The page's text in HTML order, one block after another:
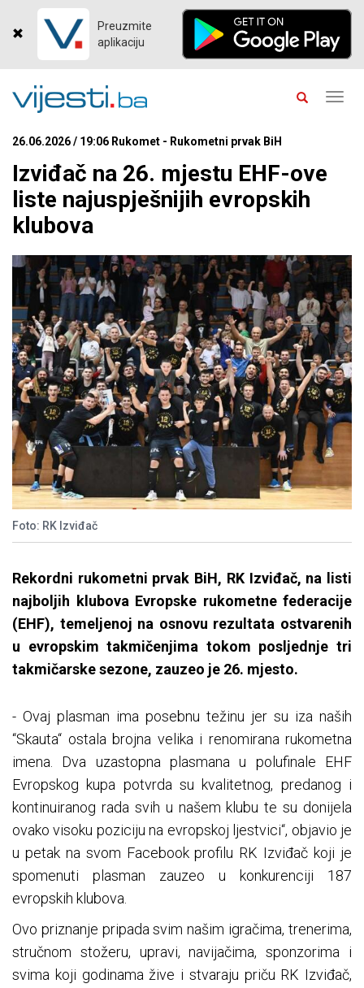
Preuzmite
aplikaciju
26.06.2026 / 19:06 Rukomet - Rukometni prvak BiH
Izviđač na 26. mjestu EHF-ove
liste najuspješnijih evropskih
klubova
Foto: RK Izviđač
Rekordni rukometni prvak BiH, RK Izviđač, na listi
najboljih klubova Evropske rukometne federacije
(EHF), temeljenoj na osnovu rezultata ostvarenih
u evropskim takmičenjima tokom posljednje tri
takmičarske sezone, zauzeo je 26. mjesto.
- Ovaj plasman ima posebnu težinu jer su iza naših
“Skauta“ ostala brojna velika i renomirana rukometna
imena. Dva uzastopna plasmana u polufinale EHF
Evropskog kupa potvrda su kvalitetnog, predanog i
kontinuiranog rada svih u našem klubu te su donijela
ovako visoku poziciju na evropskoj ljestvici“, objavio je
u petak na svom Facebook profilu RK Izviđač koji je
spomenuti plasman zauzeo u konkurenciji 187
evropskih klubova.
Ovo priznanje pripada svim našim igračima, trenerima,
stručnom stožeru, upravi, navijačima, sponzorima i
svima koji godinama žive i stvaraju priču RK Izviđač,